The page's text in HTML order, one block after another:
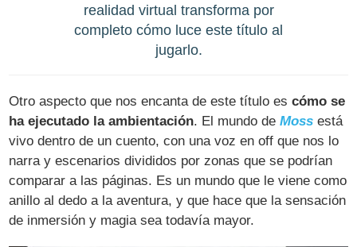
realidad virtual transforma por
completo cómo luce este título al
jugarlo.
Otro aspecto que nos encanta de este título escómo se
ha ejecutado la ambientación. El mundo deMoss está
vivo dentro de un cuento, con una voz en off que nos lo
narra y escenarios divididos por zonas que se podrían
comparar a las páginas. Es un mundo que le viene como
anillo al dedo a la aventura, y que hace que la sensación
de inmersión y magia sea todavía mayor.